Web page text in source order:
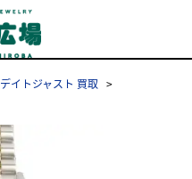
デイトジャスト 買取